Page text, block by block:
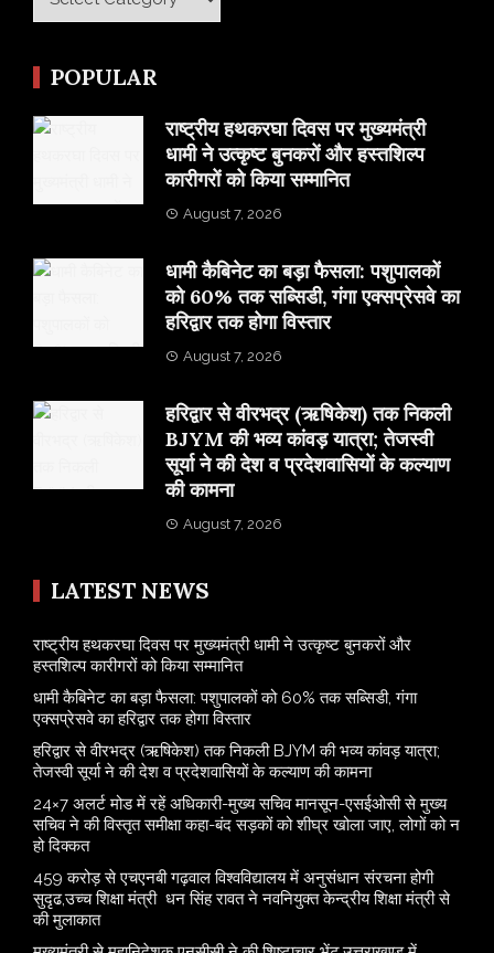
POPULAR
राष्ट्रीय हथकरघा दिवस पर मुख्यमंत्री
धामी ने उत्कृष्ट बुनकरों और हस्तशिल्प
कारीगरों को किया सम्मानित
August 7, 2026
​धामी कैबिनेट का बड़ा फैसला: पशुपालकों
को 60% तक सब्सिडी, गंगा एक्सप्रेसवे का
हरिद्वार तक होगा विस्तार
August 7, 2026
​हरिद्वार से वीरभद्र (ऋषिकेश) तक निकली
BJYM की भव्य कांवड़ यात्रा; तेजस्वी
सूर्या ने की देश व प्रदेशवासियों के कल्याण
की कामना
August 7, 2026
LATEST NEWS
राष्ट्रीय हथकरघा दिवस पर मुख्यमंत्री धामी ने उत्कृष्ट बुनकरों और
हस्तशिल्प कारीगरों को किया सम्मानित
​धामी कैबिनेट का बड़ा फैसला: पशुपालकों को 60% तक सब्सिडी, गंगा
एक्सप्रेसवे का हरिद्वार तक होगा विस्तार
​हरिद्वार से वीरभद्र (ऋषिकेश) तक निकली BJYM की भव्य कांवड़ यात्रा;
तेजस्वी सूर्या ने की देश व प्रदेशवासियों के कल्याण की कामना
24×7 अलर्ट मोड में रहें अधिकारी-मुख्य सचिव मानसून-एसईओसी से मुख्य
सचिव ने की विस्तृत समीक्षा कहा-बंद सड़कों को शीघ्र खोला जाए, लोगों को न
हो दिक्कत
459 करोड़ से एचएनबी गढ़वाल विश्वविद्यालय में अनुसंधान संरचना होगी
सुदृढ,उच्च शिक्षा मंत्री धन सिंह रावत ने नवनियुक्त केन्द्रीय शिक्षा मंत्री से
की मुलाकात